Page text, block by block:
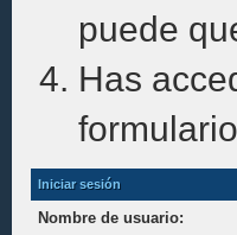
puede
Has
Iniciar sesión
Nombre de usuario: